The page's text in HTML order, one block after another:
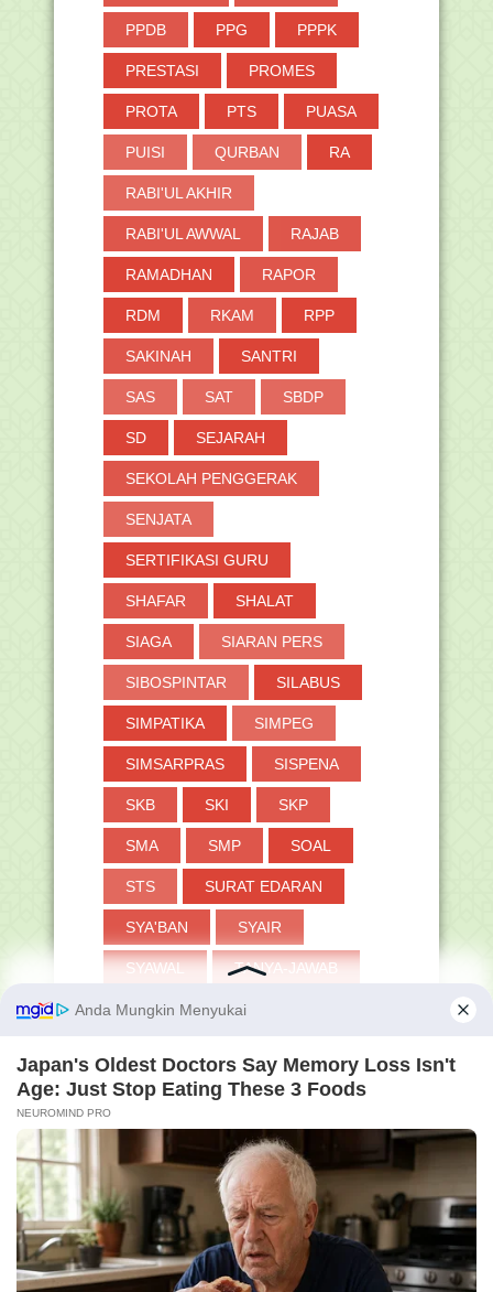
PPDB PPG PPPK
PRESTASI PROMES
PROTA PTS PUASA
PUISI QURBAN RA
RABI'UL AKHIR
RABI'UL AWWAL RAJAB
RAMADHAN RAPOR
RDM RKAM RPP
SAKINAH SANTRI
SAS SAT SBDP
SD SEJARAH
SEKOLAH PENGGERAK
SENJATA
SERTIFIKASI GURU
SHAFAR SHALAT
SIAGA SIARAN PERS
SIBOSPINTAR SILABUS
SIMPATIKA SIMPEG
SIMSARPRAS SISPENA
SKB SKI SKP
SMA SMP SOAL
STS SURAT EDARAN
SYA'BAN SYAIR
SYAWAL TANYA-JAWAB
TAPERA TASAWUF
TKA TOKOH TP
TPG TRIK TUKIN
TWIBBON UAMBN-BK
UJIAN UKKJ UMRAH
UMUM VERVAL PD